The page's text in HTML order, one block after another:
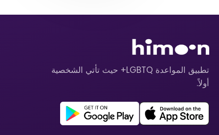
تطبيق المواعدة LGBTQ+ حيث تأتي الشخصية
أولاً.